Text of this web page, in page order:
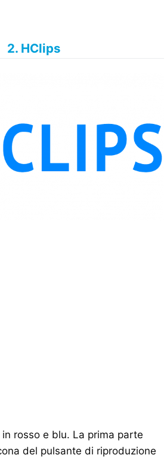
2. HClips
in rosso e blu. La prima parte
del pulsante di riproduzione